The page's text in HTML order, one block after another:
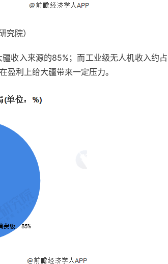
究院）
收入来源的85%；而工业级无人机收入约占
盈利上给大疆带来一定压力。